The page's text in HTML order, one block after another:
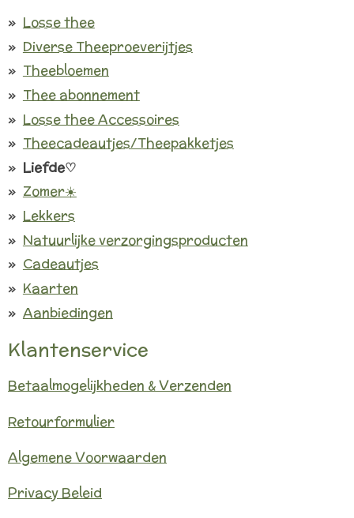
Losse thee
Diverse Theeproeverijtjes
Theebloemen
Thee abonnement
Losse thee Accessoires
Theecadeautjes/Theepakketjes
Liefde♡
Zomer☀️
Lekkers
Natuurlijke verzorgingsproducten
Cadeautjes
Kaarten
Aanbiedingen
Klantenservice
Betaalmogelijkheden & Verzenden
Retourformulier
Algemene Voorwaarden
Privacy Beleid